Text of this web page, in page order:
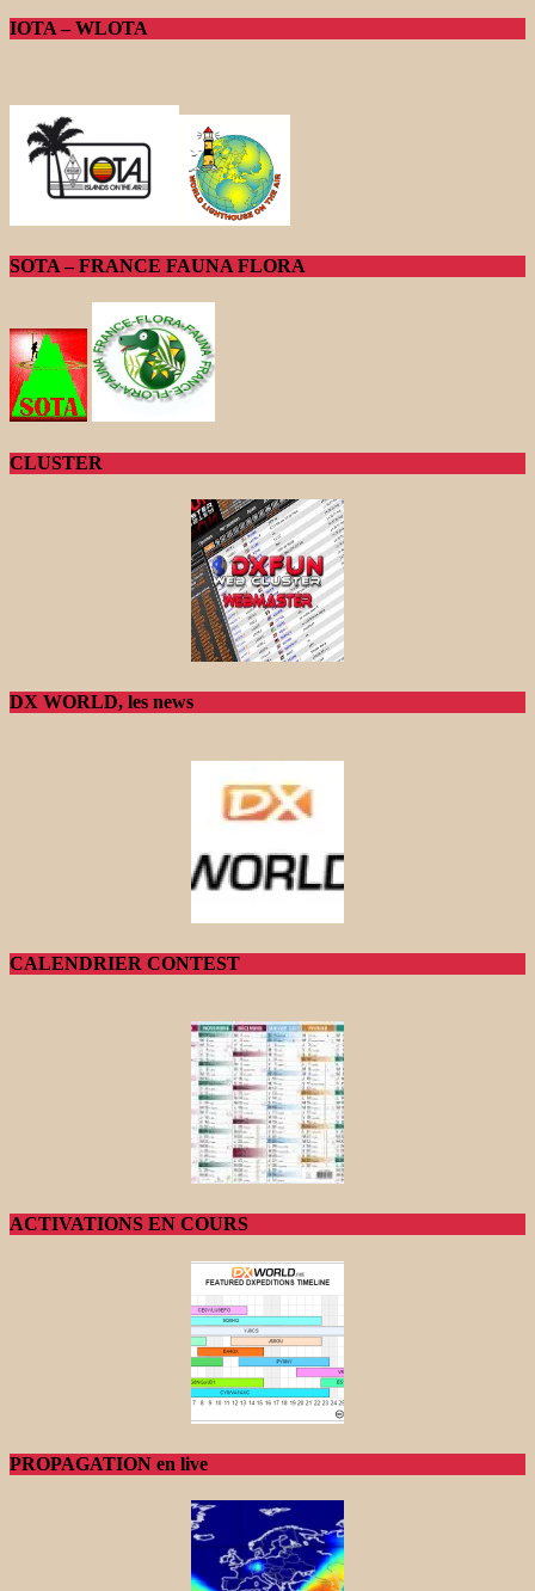
IOTA – WLOTA
SOTA – FRANCE FAUNA FLORA
CLUSTER
DX WORLD, les news
CALENDRIER CONTEST
ACTIVATIONS EN COURS
PROPAGATION en live